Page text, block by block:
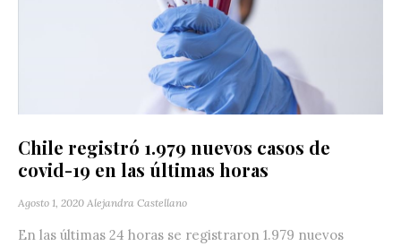
Chile registró 1.979 nuevos casos de
covid-19 en las últimas horas
Agosto 1, 2020 Alejandra Castellano
En las últimas 24 horas se registraron 1.979 nuevos